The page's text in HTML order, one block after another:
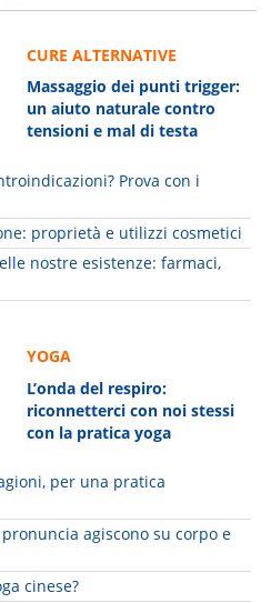
CURE ALTERNATIVE
Massaggio dei punti trigger:
un aiuto naturale contro
tensioni e mal di testa
Prova con i
proprietà e utilizzi cosmetici
nostre esistenze: farmaci,
YOGA
L’onda del respiro:
riconnetterci con noi stessi
con la pratica yoga
per una pratica
agiscono su corpo e
cinese?